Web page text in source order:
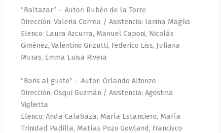
“Baltazar” – Autor: Rubén de la Torre
Dirección: Valeria Correa / Asistencia: Ianina Maglia
Elenco: Laura Azcurra, Manuel Caponi, Nicolás
Giménez, Valentino Grizutti, Federico Liss, Juliana
Muras, Emma Luisa Rivera
“Boris al gusto” – Autor: Orlando Alfonzo
Dirección: Osqui Guzmán / Asistencia: Agostina
Viglietta
Elenco: Anda Calabaza, María Estanciero, María
Trinidad Padilla, Matías Pozo Gowland, Francisco